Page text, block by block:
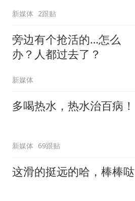
新媒体 2跟贴
旁边有个抢活的…怎么
办？人都过去了？
新媒体
多喝热水，热水治百病！
新媒体 69跟贴
这滑的挺远的哈，棒棒哒